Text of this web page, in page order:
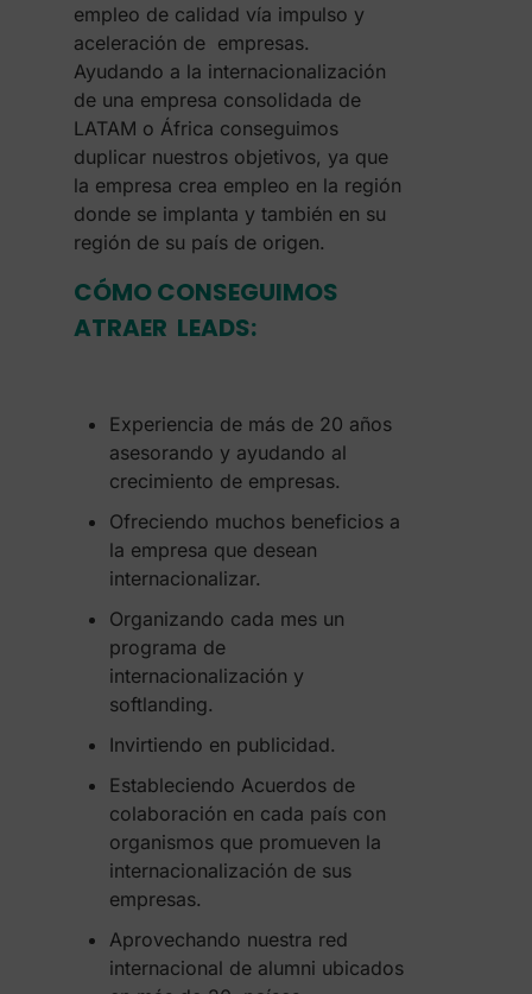
empleo de calidad vía impulso y
aceleración de empresas.
Ayudando a la internacionalización
de una empresa consolidada de
LATAM o África conseguimos
duplicar nuestros objetivos, ya que
la empresa crea empleo en la región
donde se implanta y también en su
región de su país de origen.
CÓMO CONSEGUIMOS
ATRAER LEADS:
Experiencia de más de 20 años
asesorando y ayudando al
crecimiento de empresas.
Ofreciendo muchos beneficios a
la empresa que desean
internacionalizar.
Organizando cada mes un
programa de
internacionalización y
softlanding.
Invirtiendo en publicidad.
Estableciendo Acuerdos de
colaboración en cada país con
organismos que promueven la
internacionalización de sus
empresas.
Aprovechando nuestra red
internacional de alumni ubicados